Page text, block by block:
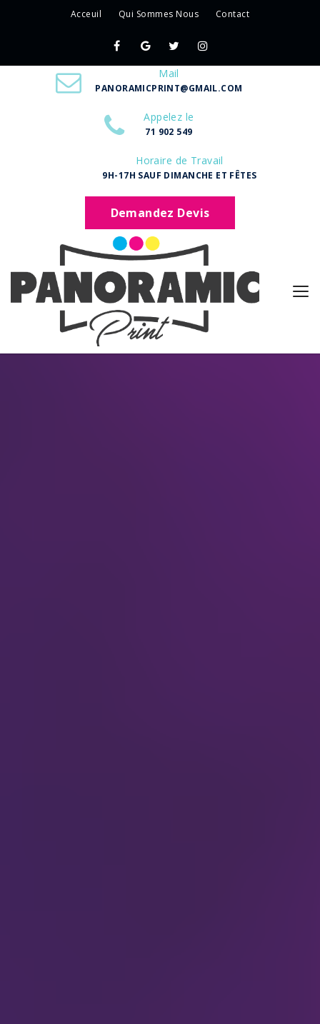
Acceuil Qui Sommes Nous Contact
Mail
PANORAMICPRINT@GMAIL.COM
Appelez le
71 902 549
Horaire de Travail
9H-17H SAUF DIMANCHE ET FÊTES
Demandez Devis